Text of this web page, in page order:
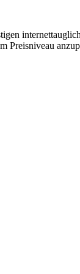
Preisniveau